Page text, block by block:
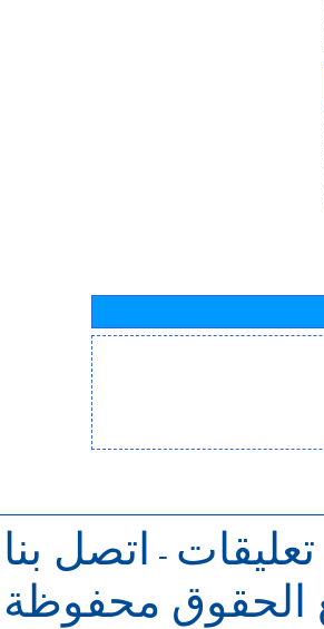
تعليقات -
اتصل بنا
الحقوق محفوظة